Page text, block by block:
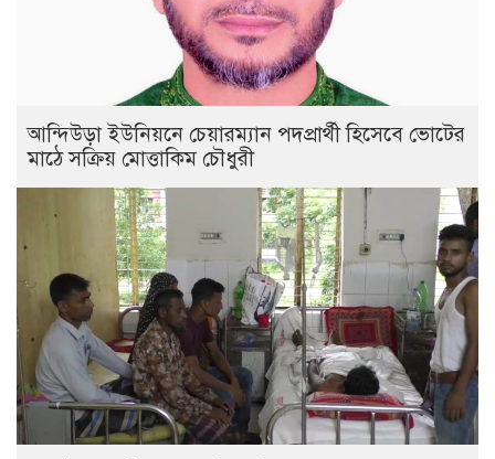
আন্দিউড়া ইউনিয়নে চেয়ারম্যান পদপ্রার্থী হিসেবে ভোটের
মাঠে সক্রিয় মোত্তাকিম চৌধুরী